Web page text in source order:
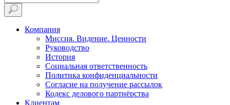
Компания
Миссия. Видение. Ценности
Руководство
История
Социальная ответственность
Политика конфиденциальности
Согласие на получение рассылок
Кодекс делового партнёрства
Клиентам